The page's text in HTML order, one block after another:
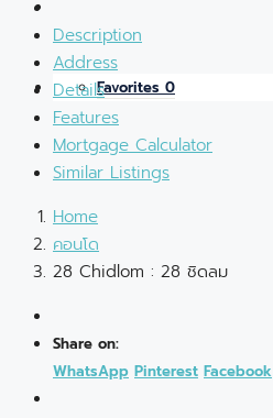
Favorites 0
Description
Address
Details
Features
Mortgage Calculator
Similar Listings
Home
คอนโด
28 Chidlom : 28 ชิดลม
Share on:
WhatsApp Pinterest Facebook